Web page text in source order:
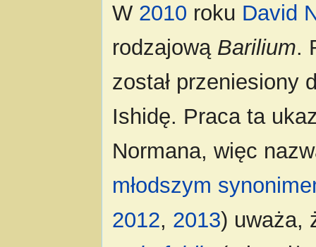
W 2010 roku David
rodzajową Barilium.
został przeniesiony
Ishidę. Praca ta
Normana, więc
młodszym
2012, 2013) uważa,